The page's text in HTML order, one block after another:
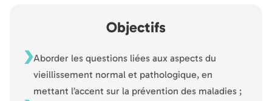
Objectifs
Aborder les questions liées aux aspects du
vieillissement normal et pathologique, en
mettant l’accent sur la prévention des maladies ;